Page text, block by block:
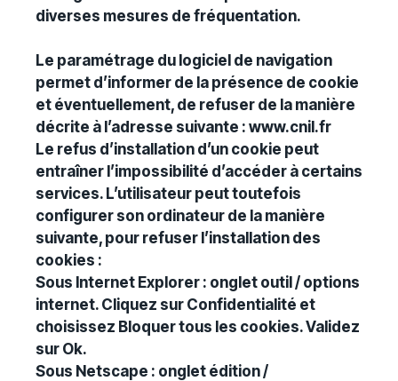
diverses mesures de fréquentation.
Le paramétrage du logiciel de navigation
permet d’informer de la présence de cookie
et éventuellement, de refuser de la manière
décrite à l’adresse suivante : www.cnil.fr
Le refus d’installation d’un cookie peut
entraîner l’impossibilité d’accéder à certains
services. L’utilisateur peut toutefois
configurer son ordinateur de la manière
suivante, pour refuser l’installation des
cookies :
Sous Internet Explorer : onglet outil / options
internet. Cliquez sur Confidentialité et
choisissez Bloquer tous les cookies. Validez
sur Ok.
Sous Netscape : onglet édition /